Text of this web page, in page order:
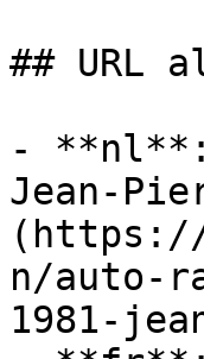
## URL
- **nl**:
Jean-
(https://
n/auto-
1981-